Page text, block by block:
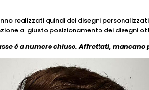
realizzati quindi dei disegni
al giusto posizionamento dei disegni
é a numero chiuso. Affrettati, mancano